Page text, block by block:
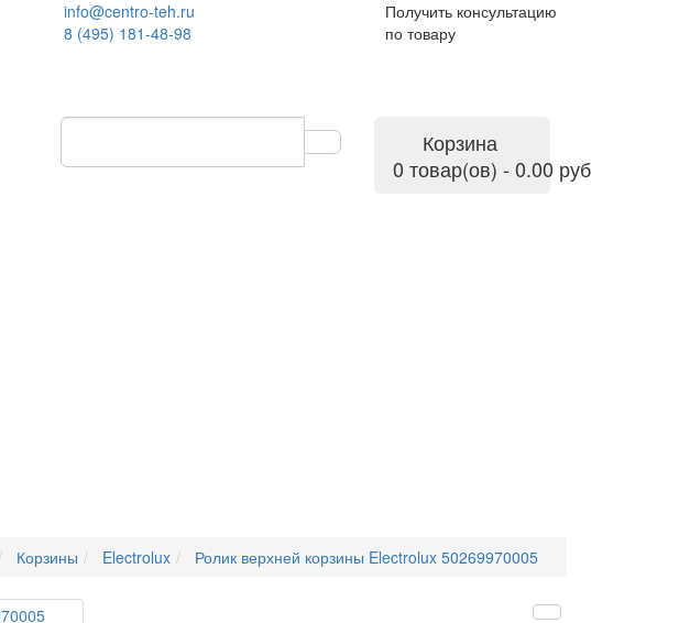
info@centro-teh.ru
8 (495) 181-48-98
Получить консультацию
по товару
Корзина
0 товар(ов) - 0.00 руб
Корзины Electrolux Ролик верхней корзины Electrolux 50269970005